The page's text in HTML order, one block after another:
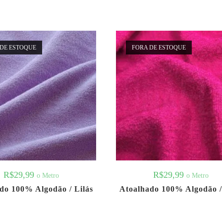
ESTOQUE
R$29,99 o Metro
100% Algodão / Lilás
FORA DE ESTOQUE
R$29,99 o Metro
Atoalhado 100% Algodão